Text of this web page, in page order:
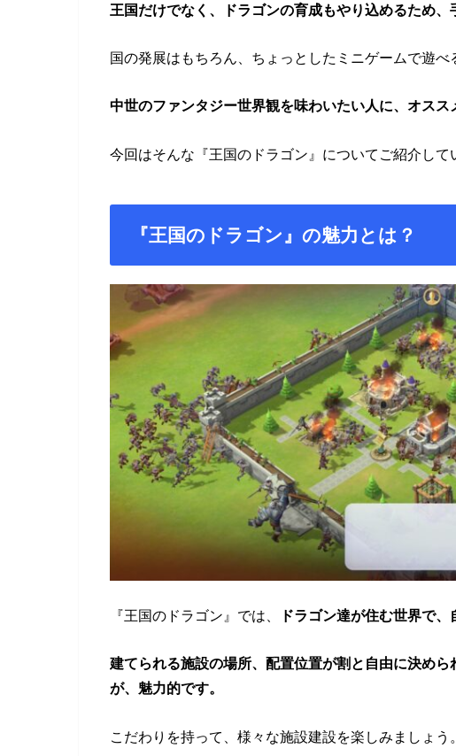
王国だけでなく、ドラゴンの育成もやり込めるため、
国の発展はもちろん、ちょっとしたミニゲームで遊べ
中世のファンタジー世界観を味わいたい人に、オスス
今回はそんな『王国のドラゴン』についてご紹介して
『王国のドラゴン』の魅力とは？
『王国のドラゴン』では、 ドラゴン達が住む世界で、
建てられる施設の場所、配置位置が割と自由に決め
が、魅力的です。
こだわりを持って、様々な施設建設を楽しみましょう。